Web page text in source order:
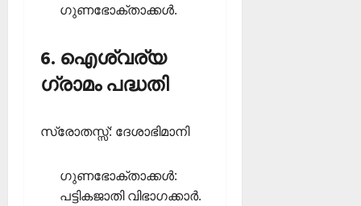
ഗുണഭോക്താക്കള്‍.
6. ഐശ്വര്യ
ഗ്രാമം പദ്ധതി
സ്രോതസ്സ്: ദേശാഭിമാനി
ഗുണഭോക്താക്കള്‍:
പട്ടികജാതി വിഭാഗക്കാര്‍.